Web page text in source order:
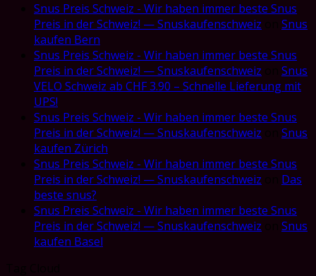
Snus Preis Schweiz - Wir haben immer beste Snus
Preis in der Schweiz! — Snuskaufenschweiz
Snus
kaufen Bern
Snus Preis Schweiz - Wir haben immer beste Snus
Preis in der Schweiz! — Snuskaufenschweiz
Snus
VELO Schweiz ab CHF 3.90 – Schnelle Lieferung mit
UPS!
Snus Preis Schweiz - Wir haben immer beste Snus
Preis in der Schweiz! — Snuskaufenschweiz
Snus
kaufen Zürich
Snus Preis Schweiz - Wir haben immer beste Snus
Preis in der Schweiz! — Snuskaufenschweiz
Das
beste snus?
Snus Preis Schweiz - Wir haben immer beste Snus
Preis in der Schweiz! — Snuskaufenschweiz
Snus
kaufen Basel